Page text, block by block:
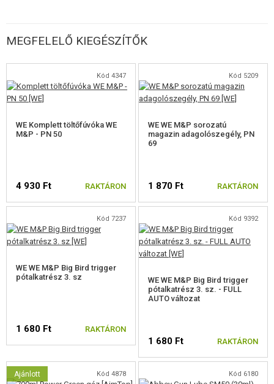
MEGFELELŐ KIEGÉSZÍTŐK
Kód 4347
WE Komplett töltőfúvóka WE
M&P - PN 50
4 930 Ft RAKTÁRON
Kód 5209
WE WE M&P sorozatú
magazin adagolószegély, PN
69
1 870 Ft RAKTÁRON
Kód 7237
WE WE M&P Big Bird trigger
pótalkatrész 3. sz
1 680 Ft RAKTÁRON
Kód 9392
WE WE M&P Big Bird trigger
pótalkatrész 3. sz. - FULL
AUTO változat
1 680 Ft RAKTÁRON
Ajánlott Kód 4878 Kód 6180